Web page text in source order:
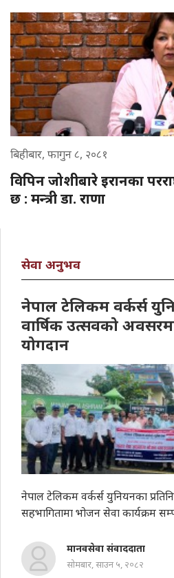
बिहीबार, फागुन ८, २०८१
विपिन जोशीबारे इरानका
छ : मन्त्री डा. राणा
सेवा अनुभव
नेपाल टेलिकम वर्कर्स
वार्षिक उत्सवको
योगदान
नेपाल टेलिकम वर्कर्स युनियनका
सहभागितामा भोजन सेवा कार्यक्रम
मानवसेवा संवाददाता
सोमबार, साउन ५, २०८२